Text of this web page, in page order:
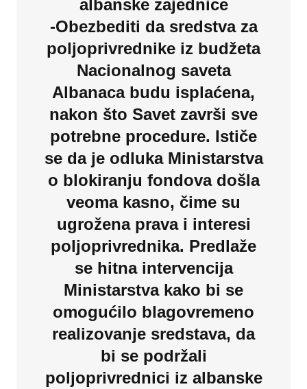
albanske zajednice
-Obezbediti da sredstva za
poljoprivrednike iz budžeta
Nacionalnog saveta
Albanaca budu isplaćena,
nakon što Savet završi sve
potrebne procedure. Ističe
se da je odluka Ministarstva
o blokiranju fondova došla
veoma kasno, čime su
ugrožena prava i interesi
poljoprivrednika. Predlaže
se hitna intervencija
Ministarstva kako bi se
omogućilo blagovremeno
realizovanje sredstava, da
bi se podržali
poljoprivrednici iz albanske